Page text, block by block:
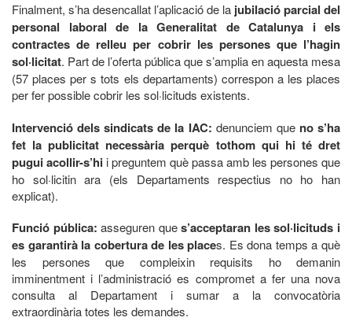
Finalment, s’ha desencallat l’aplicació de la jubilació parcial del
personal laboral de la Generalitat de Catalunya i els
contractes de relleu per cobrir les persones que l’hagin
sol·licitat. Part de l’oferta pública que s’amplia en aquesta mesa
(57 places per s tots els departaments) correspon a les places
per fer possible cobrir les sol·licituds existents.
Intervenció dels sindicats de la IAC: denunciem que no s’ha
fet la publicitat necessària perquè tothom qui hi té dret
pugui acollir-s’hi i preguntem què passa amb les persones que
ho sol·licitin ara (els Departaments respectius no ho han
explicat).
Funció pública: asseguren ques’acceptaran les sol·licituds i
es garantirà la cobertura de les places. Es dona temps a què
les persones que compleixin requisits ho demanin
imminentment i l’administració es compromet a fer una nova
consulta al Departament i sumar a la convocatòria
extraordinària totes les demandes.